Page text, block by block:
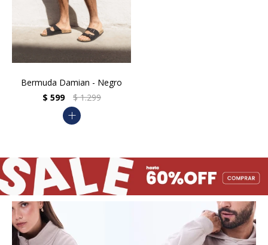
Bermuda Damian - Negro
$ 599 $ 1.299
add